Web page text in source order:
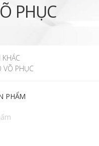
PHỤC
VÕ PHỤC
PHẨM